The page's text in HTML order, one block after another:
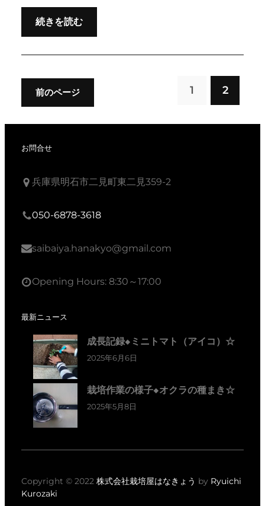
続きを読む
前のページ 1 2
お問合せ
兵庫県明石市二見町東二見359-2
050-6878-3618
saibaiya.hanakyo@gmail.com
Opening Hours: 8:30～17:00
最新ニュース
成長記録◆ミニトマト（アイコ）☆
2025年6月6日
栽培作業の様子◆オクラの種まき☆
2025年5月8日
Copyright © 2022 株式会社栽培屋はなきょう by Ryuichi
Kurozaki